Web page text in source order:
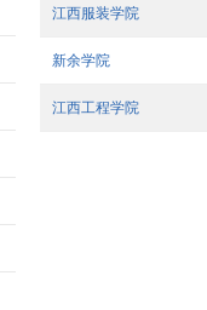
江西服装学院
新余学院
江西工程学院